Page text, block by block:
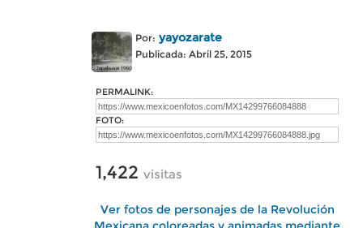
Por: yayozarate
Publicada: Abril 25, 2015
PERMALINK:
FOTO:
1,422 visitas
Ver fotos de personajes de la Revolución